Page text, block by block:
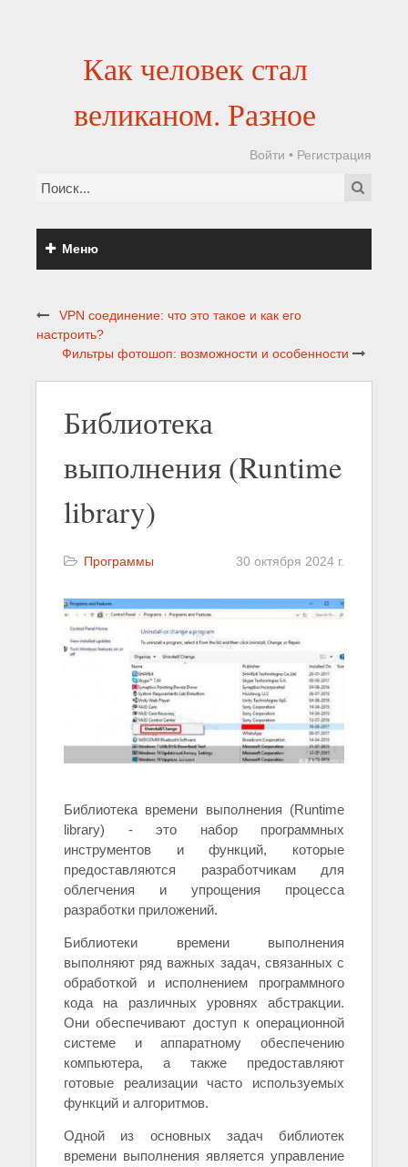
Как человек стал
великаном. Разное
Войти • Регистрация
Меню
VPN соединение: что это такое и как его
настроить?
Фильтры фотошоп: возможности и особенности
Библиотека
выполнения (Runtime
library)
Программы 30 октября 2024 г.
Библиотека времени выполнения (Runtime
library) - это набор программных
инструментов и функций, которые
предоставляются разработчикам для
облегчения и упрощения процесса
разработки приложений.
Библиотеки времени выполнения
выполняют ряд важных задач, связанных с
обработкой и исполнением программного
кода на различных уровнях абстракции.
Они обеспечивают доступ к операционной
системе и аппаратному обеспечению
компьютера, а также предоставляют
готовые реализации часто используемых
функций и алгоритмов.
Одной из основных задач библиотек
времени выполнения является управление